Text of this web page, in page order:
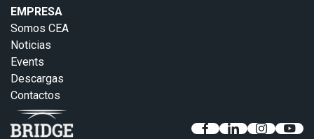
EMPRESA
Somos CEA
Noticias
Events
Descargas
Contactos